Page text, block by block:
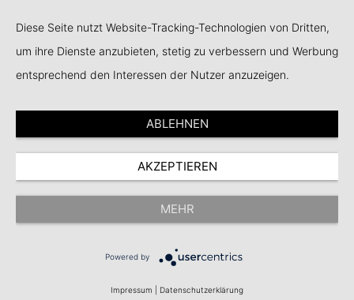
Events
Diese Seite nutzt Website-Tracking-Technologien von Dritten,
um ihre Dienste anzubieten, stetig zu verbessern und Werbung
entsprechend den Interessen der Nutzer anzuzeigen.
ABLEHNEN
AKZEPTIEREN
MEHR
Powered by
Impressum Datenschutzerklärung